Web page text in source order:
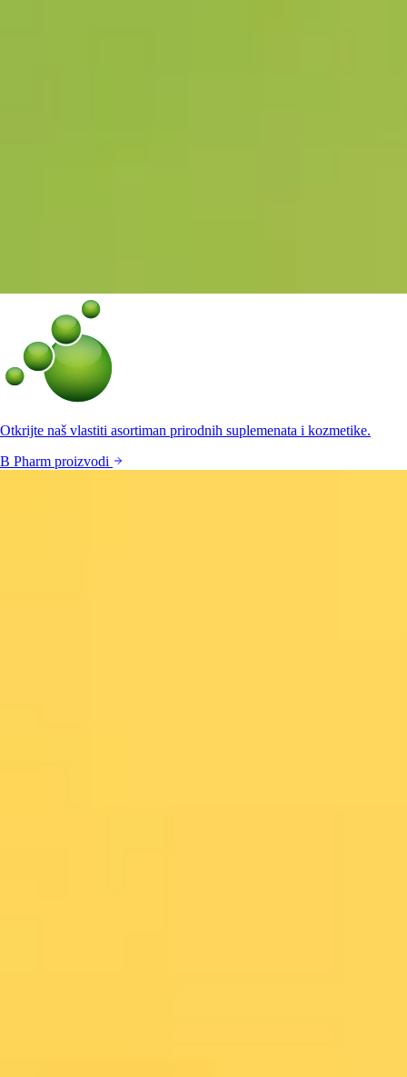
Otkrijte naš vlastiti asortiman prirodnih suplemenata i kozmetike.
B Pharm proizvodi